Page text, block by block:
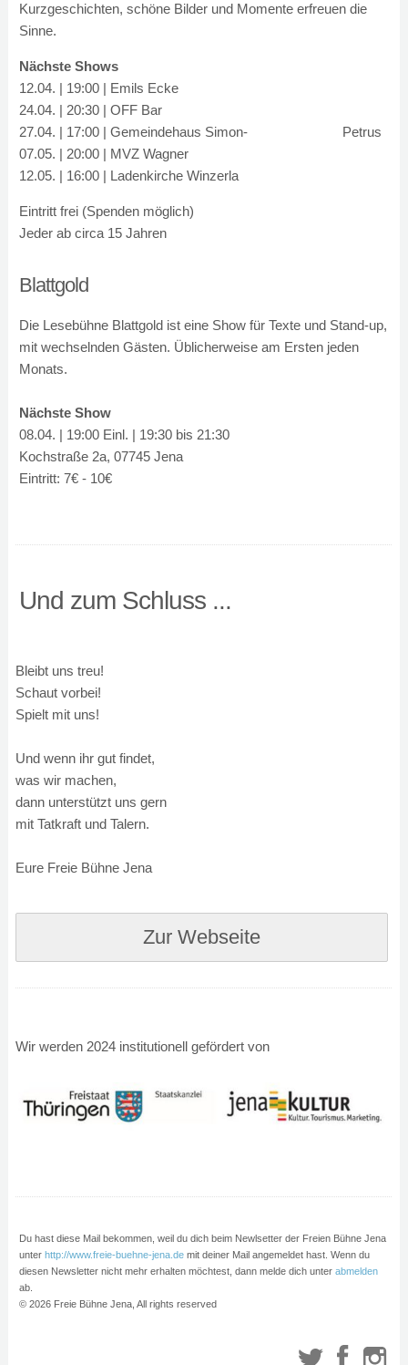
Kurzgeschichten, schöne Bilder und Momente erfreuen die
Sinne.
Nächste Shows
12.04. | 19:00 | Emils Ecke
24.04. | 20:30 | OFF Bar
27.04. | 17:00 | Gemeindehaus Simon-
Petrus
07.05. | 20:00 | MVZ Wagner
12.05. | 16:00 | Ladenkirche Winzerla
Eintritt frei (Spenden möglich)
Jeder ab circa 15 Jahren
Blattgold
Die Lesebühne Blattgold ist eine Show für Texte und Stand-up,
mit wechselnden Gästen. Üblicherweise am Ersten jeden
Monats.
Nächste Show
08.04. | 19:00 Einl. | 19:30 bis 21:30
Kochstraße 2a, 07745 Jena
Eintritt: 7€ - 10€
Und zum Schluss ...
Bleibt uns treu!
Schaut vorbei!
Spielt mit uns!
Und wenn ihr gut findet,
was wir machen,
dann unterstützt uns gern
mit Tatkraft und Talern.
Eure Freie Bühne Jena
Zur Webseite
Wir werden 2024 institutionell gefördert von
Du hast diese Mail bekommen, weil du dich beim Newlsetter der Freien Bühne Jena
unter http://www.freie-buehne-jena.de mit deiner Mail angemeldet hast. Wenn du
diesen Newsletter nicht mehr erhalten möchtest, dann melde dich unter abmelden
ab.
© 2026 Freie Bühne Jena, All rights reserved